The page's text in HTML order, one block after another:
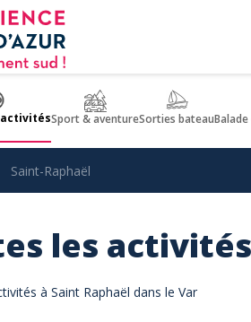
cookies
Sport & aventureSorties bateau
Saint-Raphaël
les
à Saint Raphaël dans le Var